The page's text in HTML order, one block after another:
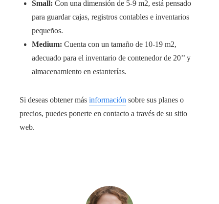
Small: Con una dimensión de 5-9 m2, está pensado
para guardar cajas, registros contables e inventarios
pequeños.
Medium: Cuenta con un tamaño de 10-19 m2,
adecuado para el inventario de contenedor de 20’’ y
almacenamiento en estanterías.
Si deseas obtener más información sobre sus planes o
precios, puedes ponerte en contacto a través de su sitio
web.